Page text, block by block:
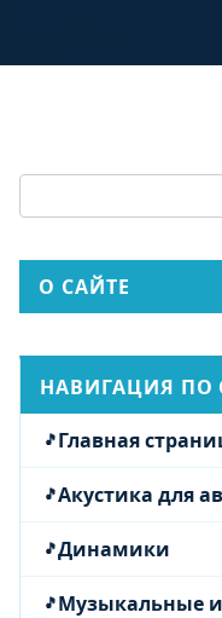
О САЙТЕ
НАВИГАЦИЯ ПО
Главная
Акустика для
Динамики
Музыкальные